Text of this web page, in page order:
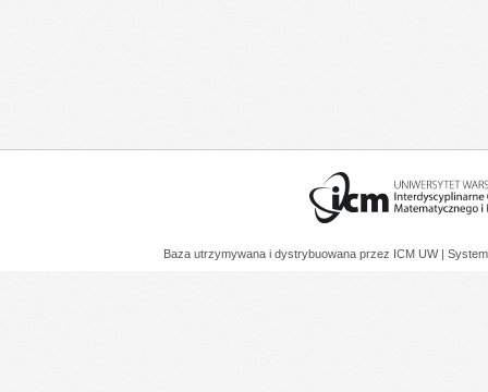
Baza utrzymywana i dystrybuowana przez ICM UW |